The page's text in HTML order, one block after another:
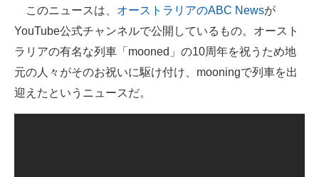
このニュースは、 オーストラリアのABC Newsが
YouTube公式チャンネルで公開しているもの。オースト
ラリアの有名な列車「mooned」の10周年を祝うため地
元の人々がそのお祝いに駆け付け、mooningで列車を出
迎えたというニュースだ。